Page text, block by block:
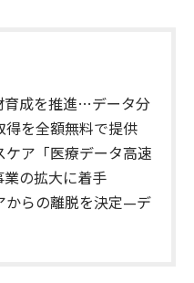
育成を推進…データ分
を全額無料で提供
ア「医療データ高速
の拡大に着手
からの離脱を決定—デ